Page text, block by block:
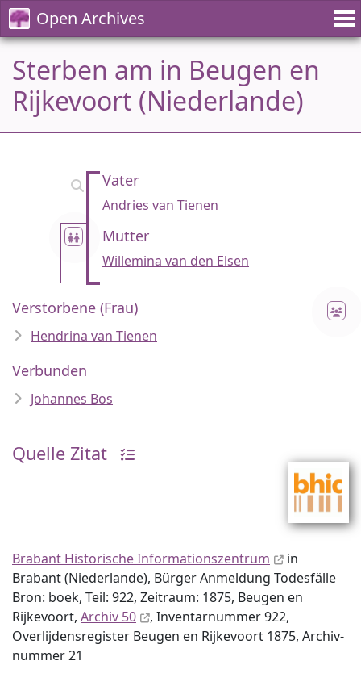
Open Archives
Sterben am in Beugen en
Rijkevoort (Niederlande)
Vater
Andries van Tienen
Mutter
Willemina van den Elsen
Verstorbene (Frau)
Hendrina van Tienen
Verbunden
Johannes Bos
Quelle Zitat
Brabant Historische Informationszentrum
in
Brabant (Niederlande), Bürger Anmeldung Todesfälle
Bron: boek, Teil: 922, Zeitraum: 1875, Beugen en
Rijkevoort, Archiv 50
, Inventar­nummer 922,
Overlijdensregister Beugen en Rijkevoort 1875, Archiv­
nummer 21